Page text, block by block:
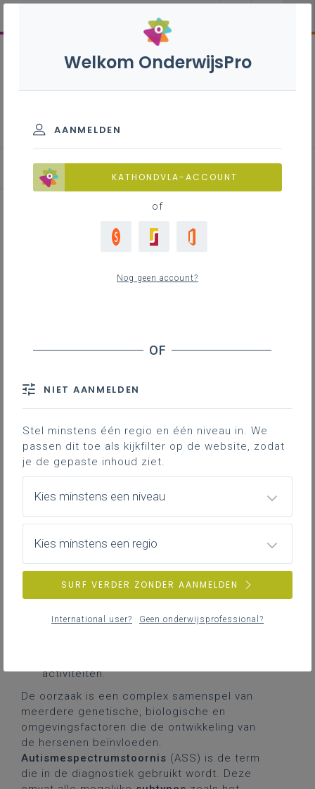
Basisinzichten
Wat is autisme?
Autismespectrum
Een autismespectrumstoornis of kortweg
autisme is een neurobiologische
ontwikkelingsstoornis die zich uit in een
hoofdkenmerken onderscheiden volgens DSM
5 (handboek voor diagnostiek):
aanhoudende tekorten in sociale
meerdere contexten;
activiteiten.
De oorzaak is een complex samenspel van
meerdere genetische, biologische en
omgevingsfactoren die de ontwikkeling van
de hersenen beïnvloeden.
Autismespectrumstoornis (ASS) is de term
die in de diagnostiek gebruikt wordt. Deze
Welkom OnderwijsPro
AANMELDEN
KATHONDVLA-ACCOUNT
of
Nog geen account?
NIET AANMELDEN
Stel minstens één regio en één niveau in. We
passen dit toe als kijkfilter op de website, zodat
je de gepaste inhoud ziet.
Kies minstens een niveau
Kies minstens een regio
SURF VERDER ZONDER AANMELDEN
International user? Geen onderwijsprofessional?